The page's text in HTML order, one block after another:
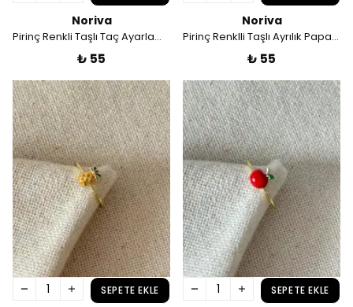
Noriva
Pirinç Renkli Taşlı Taç Ayarlamalı Yüzük
₺ 55
Noriva
Pirinç Renklli Taşlı Ayrılık Papatya Ayarlamalı Yüzük
₺ 55
SEPETE EKLE SEPETE EKLE